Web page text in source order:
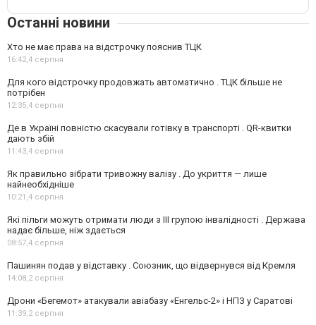
Останні новини
Хто не має права на відстрочку пояснив ТЦК
16:42,4 серпня
Для кого відстрочку продовжать автоматично . ТЦК більше не
потрібен
12:35,4 серпня
Де в Україні повністю скасували готівку в транспорті . QR-квитки
дають збій
11:43,4 серпня
Як правильно зібрати тривожну валізу . До укриття — лише
найнеобхідніше
10:21,4 серпня
Які пільги можуть отримати люди з III групою інвалідності . Держава
надає більше, ніж здається
08:57,4 серпня
Пашинян подав у відставку . Союзник, що відвернувся від Кремля
14:08,2 серпня
Дрони «Бегемот» атакували авіабазу «Енгельс-2» і НПЗ у Саратові
11:39,2 серпня